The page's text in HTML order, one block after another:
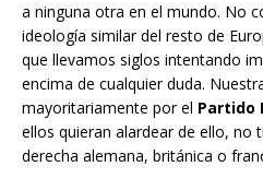
a ninguna otra en el mundo. No
ideología similar del resto de
que llevamos siglos intentando
encima de cualquier duda.
mayoritariamente por el Partido
ellos quieran alardear de ello, no
derecha alemana, británica o